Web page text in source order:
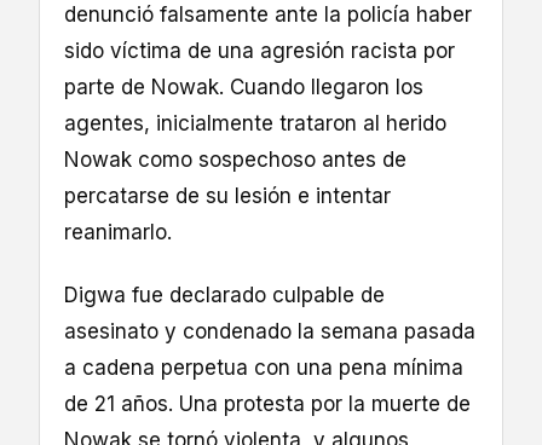
denunció falsamente ante la policía haber
sido víctima de una agresión racista por
parte de Nowak. Cuando llegaron los
agentes, inicialmente trataron al herido
Nowak como sospechoso antes de
percatarse de su lesión e intentar
reanimarlo.
Digwa fue declarado culpable de
asesinato y condenado la semana pasada
a cadena perpetua con una pena mínima
de 21 años. Una protesta por la muerte de
Nowak se tornó violenta, y algunos